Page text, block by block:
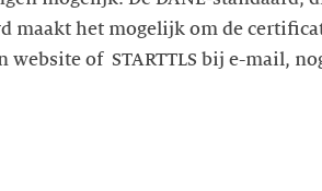
maakt het mogelijk om de
website of STARTTLS bij e-mail,